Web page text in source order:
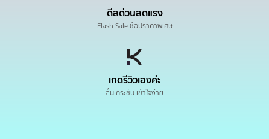
ดีลด่วนลดแรง
Flash Sale ช้อปราคาพิเศษ
เกดรีวิวเองค่ะ
สั้น กระชับ เข้าใจง่าย